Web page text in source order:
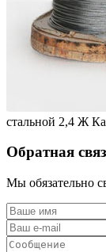
стальной 2,4 Ж
Обратная
Мы обязательно